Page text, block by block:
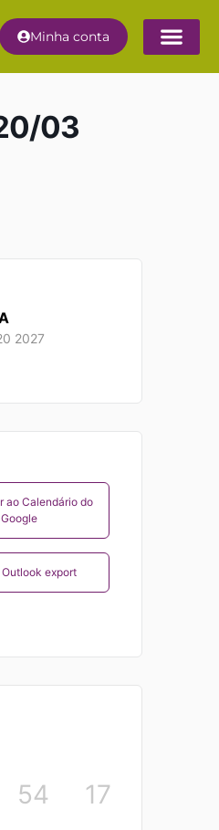
Minha conta
03
2027
ao Calendário do
Google
export
54 16